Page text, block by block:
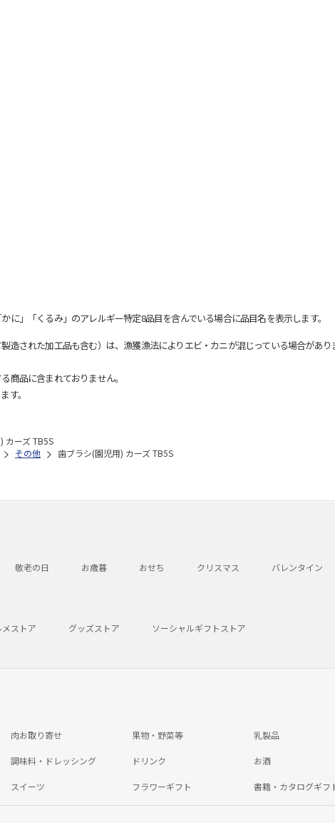
」「くるみ」のアレルギー特定8品目を含んでいる場合に品目名を表示します。
された加工品も含む）は、漁獲漁法によりエビ・カニが混じっている場合があ
商品に含まれておりません。
す。
カーズ TB5S
その他 歯ブラシ(園児用) カーズ TB5S
敬老の日 お歳暮 おせち クリスマス バレンタイン
ストア グッズストア ソーシャルギフトストア
肉お取り寄せ 果物・野菜等 乳製品
調味料・ドレッシング ドリンク お酒
スイーツ フラワーギフト 書籍・カタログギフ